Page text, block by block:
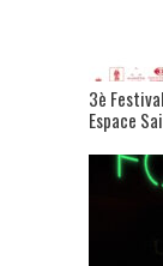
3è
Espace